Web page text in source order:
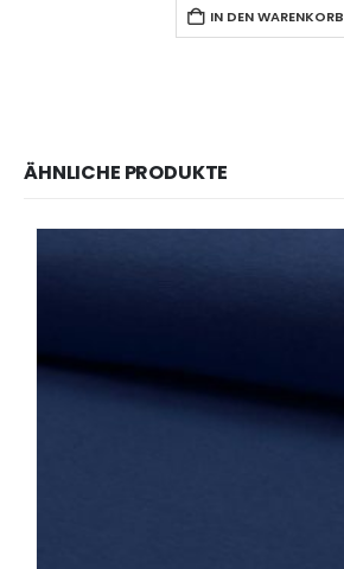
IN DEN WARENKORB
ÄHNLICHE PRODUKTE